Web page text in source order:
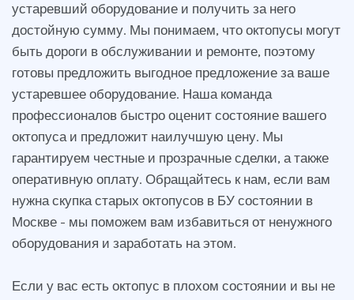
устаревший оборудование и получить за него
достойную сумму. Мы понимаем, что октопусы могут
быть дороги в обслуживании и ремонте, поэтому
готовы предложить выгодное предложение за ваше
устаревшее оборудование. Наша команда
профессионалов быстро оценит состояние вашего
октопуса и предложит наилучшую цену. Мы
гарантируем честные и прозрачные сделки, а также
оперативную оплату. Обращайтесь к нам, если вам
нужна скупка старых октопусов в БУ состоянии в
Москве - мы поможем вам избавиться от ненужного
оборудования и заработать на этом.
Если у вас есть октопус в плохом состоянии и вы не